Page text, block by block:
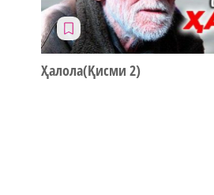
Ҳалола(Қисми 2)